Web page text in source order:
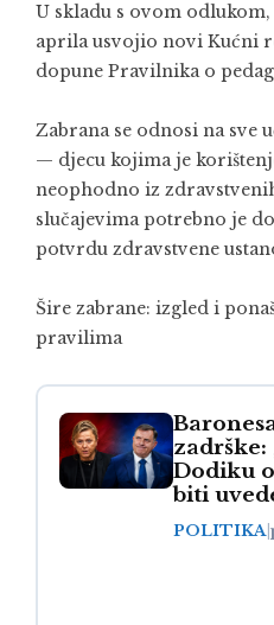
U skladu s ovom
aprila usvojio novi Kućni
dopune Pravilnika o
Zabrana se odnosi na sve
— djecu kojima je
neophodno iz
slučajevima potrebno je
potvrdu zdravstvene
Šire zabrane: izgled i
pravilima
zadrške:
Dodiku
biti
POLITIKA